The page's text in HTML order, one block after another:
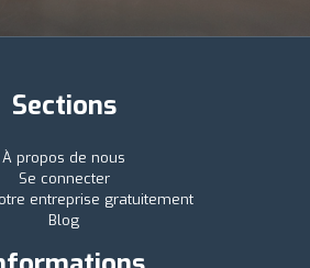
Sections
À propos de nous
Se connecter
entreprise gratuitement
Blog